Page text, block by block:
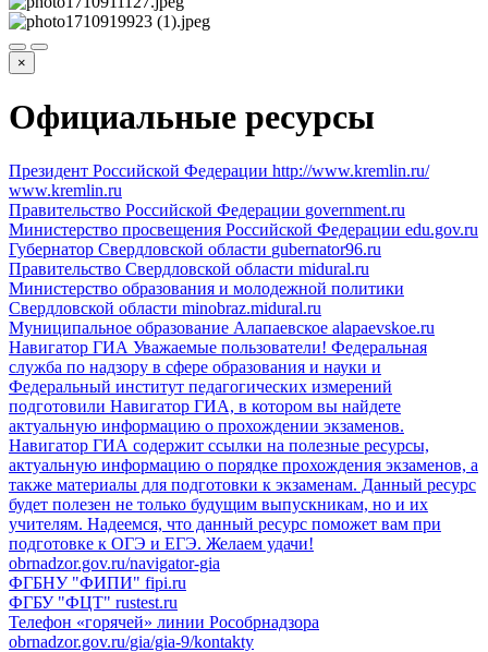
×
Официальные ресурсы
Президент Российской Федерации http://www.kremlin.ru/
www.kremlin.ru
Правительство Российской Федерации government.ru
Министерство просвещения Российской Федерации edu.gov.ru
Губернатор Свердловской области gubernator96.ru
Правительство Свердловской области midural.ru
Министерство образования и молодежной политики
Свердловской области minobraz.midural.ru
Муниципальное образование Алапаевское alapaevskoe.ru
Навигатор ГИА Уважаемые пользователи! Федеральная
служба по надзору в сфере образования и науки и
Федеральный институт педагогических измерений
подготовили Навигатор ГИА, в котором вы найдете
актуальную информацию о прохождении экзаменов.
Навигатор ГИА содержит ссылки на полезные ресурсы,
актуальную информацию о порядке прохождения экзаменов, а
также материалы для подготовки к экзаменам. Данный ресурс
будет полезен не только будущим выпускникам, но и их
учителям. Надеемся, что данный ресурс поможет вам при
подготовке к ОГЭ и ЕГЭ. Желаем удачи!
obrnadzor.gov.ru/navigator-gia
ФГБНУ "ФИПИ" fipi.ru
ФГБУ "ФЦТ" rustest.ru
Телефон «горячей» линии Рособрнадзора
obrnadzor.gov.ru/gia/gia-9/kontakty